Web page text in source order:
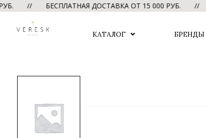
// БЕСПЛАТНАЯ ДОСТАВКА ОТ 15 000 РУБ. //
КАТАЛОГ БРЕНДЫ